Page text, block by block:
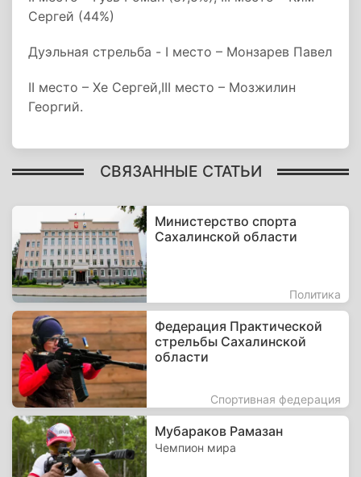
Сергей (44%)
Дуэльная стрельба - I место – Монзарев Павел
II место – Хе Сергей,III место – Мозжилин
Георгий.
СВЯЗАННЫЕ СТАТЬИ
Министерство спорта
Сахалинской области
Политика
Федерация Практической
стрельбы Сахалинской
области
Спортивная федерация
Мубараков Рамазан
Чемпион мира